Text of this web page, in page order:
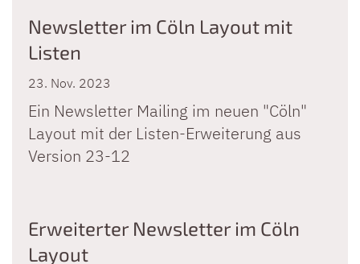
Newsletter im Cöln Layout mit
Listen
23. Nov. 2023
Ein Newsletter Mailing im neuen "Cöln"
Layout mit der Listen-Erweiterung aus
Version 23-12
Erweiterter Newsletter im Cöln
Layout